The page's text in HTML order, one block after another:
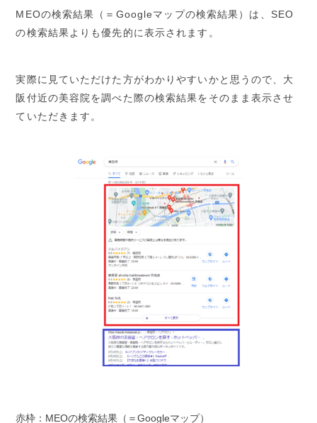
MEOの検索結果（＝Googleマップの検索結果）は、SEO
の検索結果よりも優先的に表示されます。
実際に見ていただけた方がわかりやすいかと思うので、大
阪付近の美容院を調べた際の検索結果をそのまま表示させ
ていただきます。
赤枠：MEOの検索結果（＝Googleマップ）